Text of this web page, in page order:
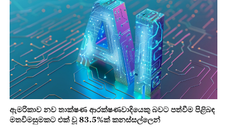
ඇමරිකාව නව තාක්ෂණ ආරක්ෂණවාදියෙකු බවට පත්වීම පිළිබඳ
මතවිමසුමකට එක් වූ 83.5%ක් කනස්සල්ලෙන්